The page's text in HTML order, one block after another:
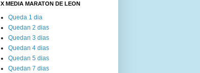
X MEDIA MARATON DE LEON
Queda 1 dia
Quedan 2 dias
Quedan 3 dias
Quedan 4 dias
Quedan 5 dias
Quedan 7 dias